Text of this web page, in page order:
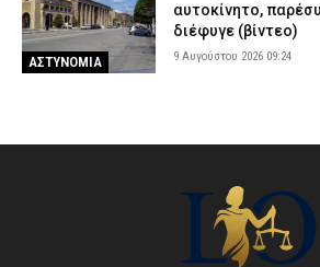
ΑΣΤΥΝΟΜΙΑ
αυτοκίνητο,
διέφυγε (βίντεο)
9 Αυγούστου 2026 09:24